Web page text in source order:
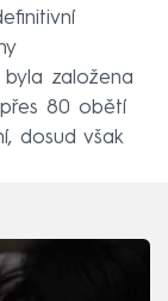
založena
80 obětí
dosud však